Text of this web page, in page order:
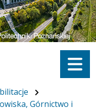
Menu
Górnictwo i